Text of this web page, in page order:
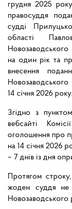
грудня 2025
правосуддя
судді
області
на один рік та
внесення
14 січня 2026 року.
Згідно з
вебсайті
оголошення про
на 14 січня 2026
– 7 днів із дня
Протягом
жоден суддя не
Новозаводського